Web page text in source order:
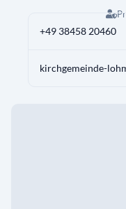
+49 38458 20460
kirchgemeinde-